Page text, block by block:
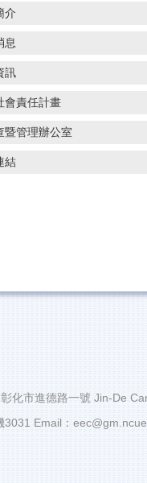
介
息
訊
會責任計畫
暨管理辦公室
結
化市進德路一號 Jin-De
3031 Email：